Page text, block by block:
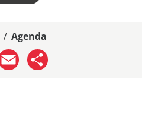
/ Agenda
Email